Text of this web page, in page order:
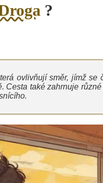
?
ovlivňují směr, jímž se
Cesta také zahrnuje